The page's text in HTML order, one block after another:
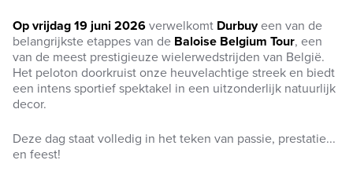
Op vrijdag 19 juni 2026 verwelkomt Durbuyeen van de
belangrijkste etappes van de Baloise Belgium Tour, een
van de meest prestigieuze wielerwedstrijden van België.
Het peloton doorkruist onze heuvelachtige streek en biedt
een intens sportief spektakel in een uitzonderlijk natuurlijk
decor.
Deze dag staat volledig in het teken van passie, prestatie...
en feest!